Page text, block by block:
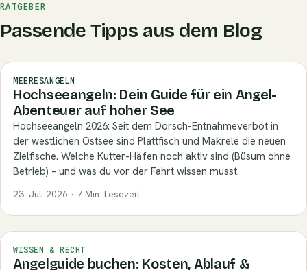
RATGEBER
Passende Tipps aus dem Blog
MEERESANGELN
Hochseeangeln: Dein Guide für ein Angel-
Abenteuer auf hoher See
Hochseeangeln 2026: Seit dem Dorsch-Entnahmeverbot in
der westlichen Ostsee sind Plattfisch und Makrele die neuen
Zielfische. Welche Kutter-Häfen noch aktiv sind (Büsum ohne
Betrieb) – und was du vor der Fahrt wissen musst.
23. Juli 2026 · 7 Min. Lesezeit
WISSEN & RECHT
Angelguide buchen: Kosten, Ablauf &